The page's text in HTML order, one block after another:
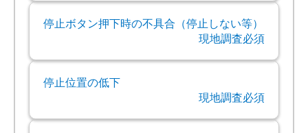
停止ボタン押下時の不具合（停止しない等）
現地調査必須
停止位置の低下
現地調査必須